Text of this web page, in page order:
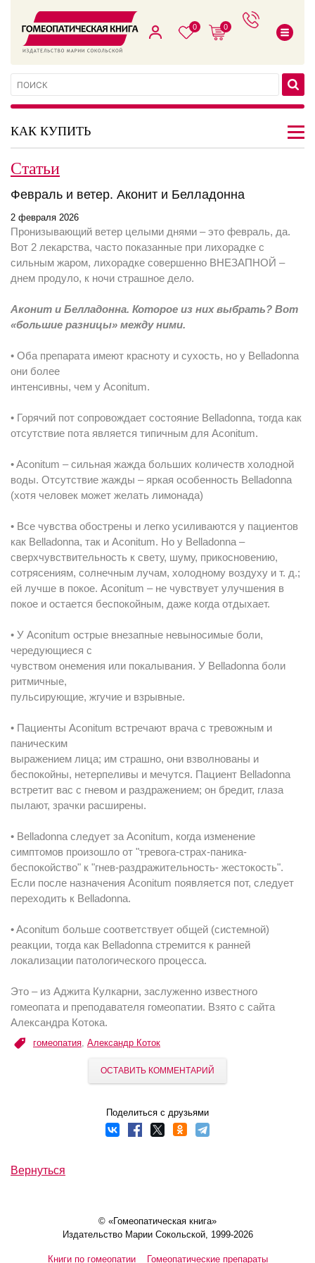
0 0
КАК КУПИТЬ
Статьи
Февраль и ветер. Аконит и Белладонна
2 февраля 2026
Пронизывающий ветер целыми днями – это февраль, да.
Вот 2 лекарства, часто показанные при лихорадке с
сильным жаром, лихорадке совершенно ВНЕЗАПНОЙ –
днем продуло, к ночи страшное дело.
Аконит и Белладонна. Которое из них выбрать? Вот
«большие разницы» между ними.
• Оба препарата имеют красноту и сухость, но у Belladonna
они более
интенсивны, чем у Aconitum.
• Горячий пот сопровождает состояние Belladonna, тогда как
отсутствие пота является типичным для Aconitum.
• Aconitum – сильная жажда больших количеств холодной
воды. Отсутствие жажды – яркая особенность Belladonna
(хотя человек может желать лимонада)
• Все чувства обострены и легко усиливаются у пациентов
как Belladonna, так и Aconitum. Но у Belladonna –
сверхчувствительность к свету, шуму, прикосновению,
сотрясениям, солнечным лучам, холодному воздуху и т. д.;
ей лучше в покое. Aconitum – не чувствует улучшения в
покое и остается беспокойным, даже когда отдыхает.
• У Aconitum острые внезапные невыносимые боли,
чередующиеся с
чувством онемения или покалывания. У Belladonna боли
ритмичные,
пульсирующие, жгучие и взрывные.
• Пациенты Aconitum встречают врача с тревожным и
паническим
выражением лица; им страшно, они взволнованы и
беспокойны, нетерпеливы и мечутся. Пациент Belladonna
встретит вас с гневом и раздражением; он бредит, глаза
пылают, зрачки расширены.
• Belladonna следует за Aconitum, когда изменение
симптомов произошло от "тревога-страх-паника-
беспокойство" к "гнев-раздражительность- жестокость".
Если после назначения Aconitum появляется пот, следует
переходить к Belladonna.
• Aconitum больше соответствует общей (системной)
реакции, тогда как Belladonna стремится к ранней
локализации патологического процесса.
Это – из Аджита Кулкарни, заслуженно известного
гомеопата и преподавателя гомеопатии. Взято с сайта
Александра Котока.
гомеопатия, Александр Коток
ОСТАВИТЬ КОММЕНТАРИЙ
Поделиться с друзьями
Вернуться
© «Гомеопатическая книга»
Издательство Марии Сокольской, 1999-2026
Книги по гомеопатии Гомеопатические препараты